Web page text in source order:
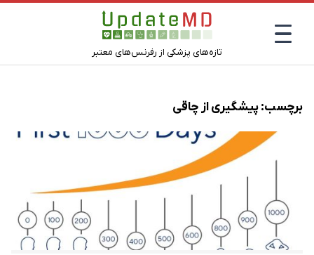
تازه‌های پزشکی از رفرنس‌های معتبر
برچسب:پیشگیری از چاقی